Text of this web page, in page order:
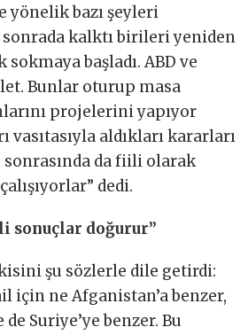
yönelik bazı şeyleri
sonrada kalktı birileri yeniden
sokmaya başladı. ABD ve
Bunlar oturup masa
projelerini yapıyor
vasıtasıyla aldıkları kararları
da fiili olarak
dedi.
sonuçlar doğurur”
şu sözlerle dile getirdi:
için ne Afganistan’a benzer,
Suriye’ye benzer. Bu